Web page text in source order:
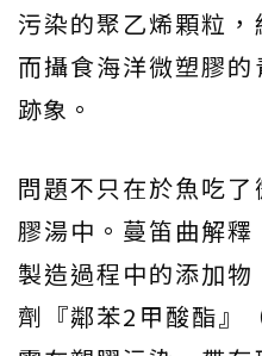
污染的聚乙烯顆粒，
而攝食海洋微塑膠
跡象。
問題不只在於魚吃
膠湯中。蔓笛曲解
製造過程中的添加
劑『鄰苯2甲酸酯』